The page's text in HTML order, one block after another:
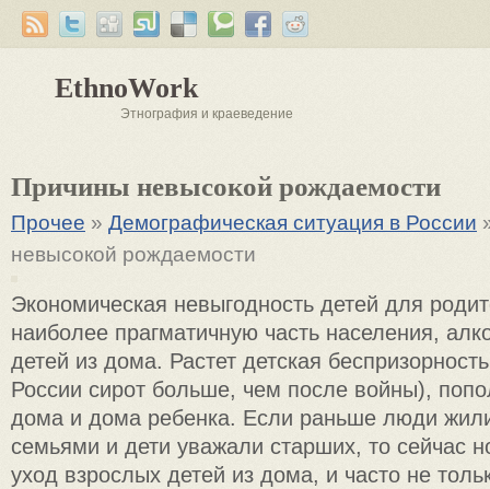
EthnoWork
Этнография и краеведение
Причины невысокой рождаемости
Прочее » Демографическая ситуация в России
невысокой рождаемости
Экономическая невыгодность детей для
наиболее прагматичную часть населения,
детей из дома. Растет детская
России сирот больше, чем после войны),
дома и дома ребенка. Если раньше люди
семьями и дети уважали старших, то сейчас
уход взрослых детей из дома, и часто не